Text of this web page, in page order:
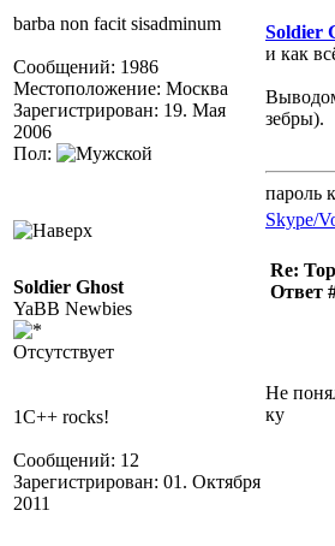
barba non facit sisadminum
Сообщений: 1986
Местоположение: Москва
Зарегистрирован: 19. Мая
2006
Пол:
Soldier
и как
зебры).
пароль
Skype/
Soldier Ghost
YaBB Newbies
Отсутствует
1C++ rocks!
Сообщений: 12
Зарегистрирован: 01. Октября
2011
Re:
Ответ
Не
ку